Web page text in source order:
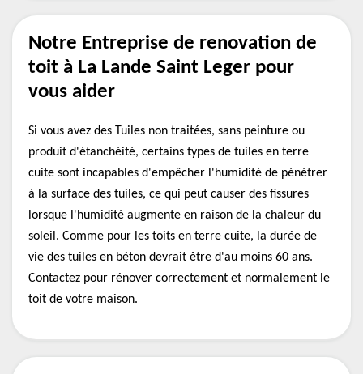
Notre Entreprise de renovation de
toit à La Lande Saint Leger pour
vous aider
Si vous avez des Tuiles non traitées, sans peinture ou
produit d'étanchéité, certains types de tuiles en terre
cuite sont incapables d'empêcher l'humidité de pénétrer
à la surface des tuiles, ce qui peut causer des fissures
lorsque l'humidité augmente en raison de la chaleur du
soleil. Comme pour les toits en terre cuite, la durée de
vie des tuiles en béton devrait être d'au moins 60 ans.
Contactez pour rénover correctement et normalement le
toit de votre maison.